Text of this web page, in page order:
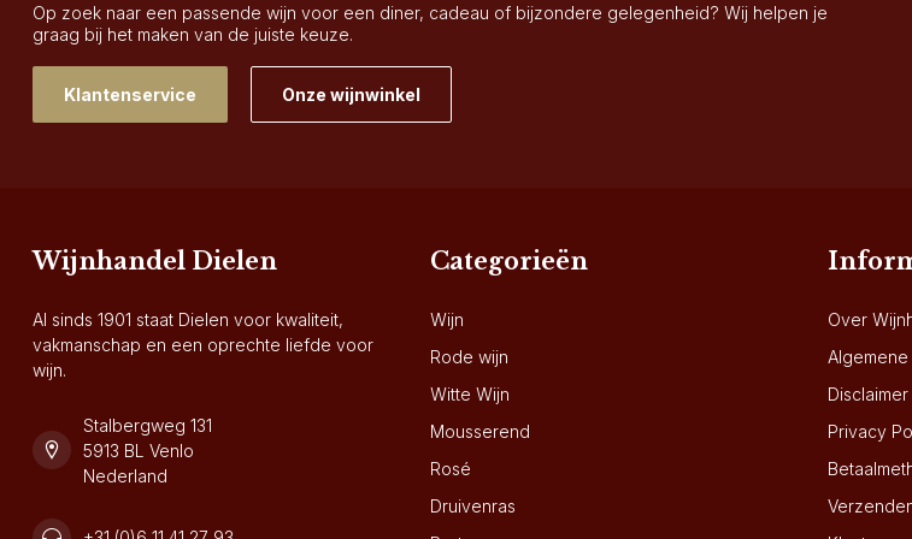
Op zoek naar een passende wijn voor een diner, cadeau of bijzondere gelegenheid? Wij helpen je
graag bij het maken van de juiste keuze.
Klantenservice Onze wijnwinkel
Wijnhandel Dielen
Al sinds 1901 staat Dielen voor kwaliteit,
vakmanschap en een oprechte liefde voor
wijn.
Stalbergweg 131
5913 BL Venlo
Nederland
Categorieën
Wijn
Rode wijn
Witte Wijn
Mousserend
Rosé
Druivenras
Over
Disclaimer
Privacy